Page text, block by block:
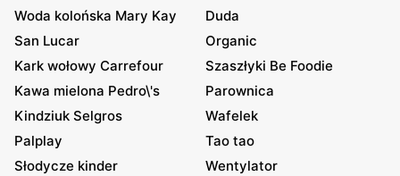
Woda kolońska Mary Kay
Duda
San Lucar
Organic
Kark wołowy Carrefour
Szaszłyki Be Foodie
Kawa mielona Pedro\'s
Parownica
Kindziuk Selgros
Wafelek
Palplay
Tao tao
Słodycze kinder
Wentylator